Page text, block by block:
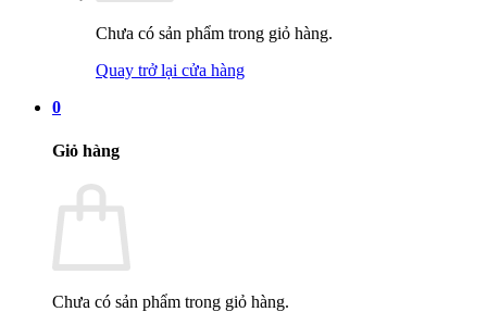
Chưa có sản phẩm trong giỏ hàng.
Quay trở lại cửa hàng
0
Giỏ hàng
Chưa có sản phẩm trong giỏ hàng.